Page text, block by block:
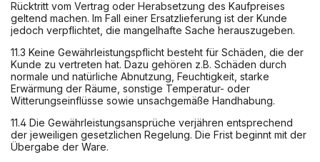
Rücktritt vom Vertrag oder Herabsetzung des Kaufpreises
geltend machen. Im Fall einer Ersatzlieferung ist der Kunde
jedoch verpflichtet, die mangelhafte Sache herauszugeben.
11.3 Keine Gewährleistungspflicht besteht für Schäden, die der
Kunde zu vertreten hat. Dazu gehören z.B. Schäden durch
normale und natürliche Abnutzung, Feuchtigkeit, starke
Erwärmung der Räume, sonstige Temperatur- oder
Witterungseinflüsse sowie unsachgemäße Handhabung.
11.4 Die Gewährleistungsansprüche verjähren entsprechend
der jeweiligen gesetzlichen Regelung. Die Frist beginnt mit der
Übergabe der Ware.